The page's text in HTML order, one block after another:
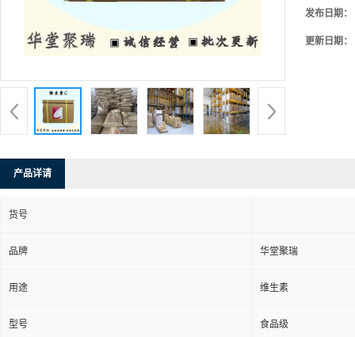
发布日期：
更新日期：
产品详请
货号
品牌 华堂聚瑞
用途 维生素
型号 食品级